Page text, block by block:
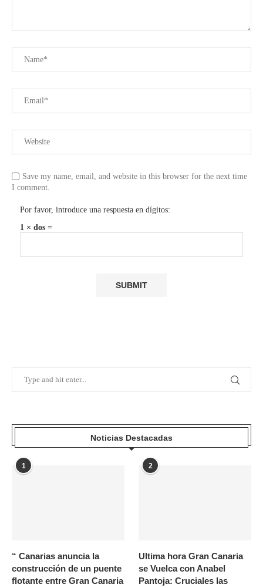
Save my name, email, and website in this browser for the next time
I comment.
Por favor, introduce una respuesta en dígitos:
1 × dos =
Noticias Destacadas
1
“ Canarias anuncia la
construcción de un puente
flotante entre Gran Canaria
2
Ultima hora Gran Canaria
se Vuelca con Anabel
Pantoja: Cruciales las